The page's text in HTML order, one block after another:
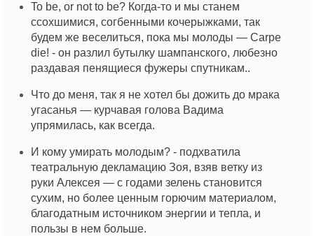
To be, or not to be? Когда-то и мы станем
ссохшимися, согбенными кочерыжками, так
будем же веселиться, пока мы молоды —Carpe
die!- он разлил бутылку шампанского, любезно
раздавая пенящиеся фужеры спутникам..
Что до меня, так я не хотел бы дожить до мрака
угасанья — курчавая голова Вадима
упрямилась, как всегда.
И кому умирать молодым? - подхватила
театральную декламацию Зоя, взяв ветку из
руки Алексея — с годами зелень становится
сухим, но более ценным горючим материалом,
благодатным источником энергии и тепла, и
пользы в нем больше.